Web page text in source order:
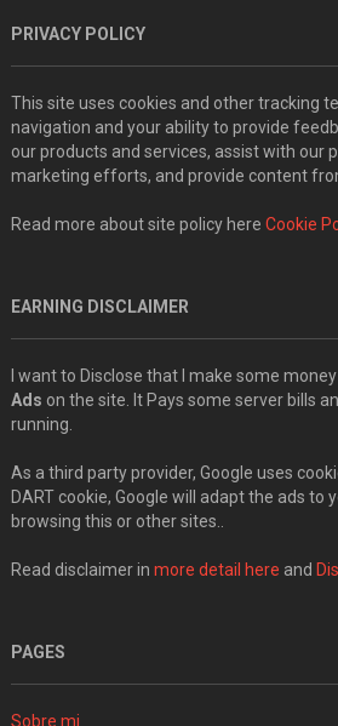
PRIVACY POLICY
This site uses cookies and other tracking
navigation and your ability to provide
our products and services, assist with our
marketing efforts, and provide content
Read more about site policy here Cookie
EARNING DISCLAIMER
I want to Disclose that I make some
Ads on the site. It Pays some server bills
running.
As a third party provider, Google uses
DART cookie, Google will adapt the ads to
browsing this or other sites..
Read disclaimer in more detail here and
PAGES
Sobre mi